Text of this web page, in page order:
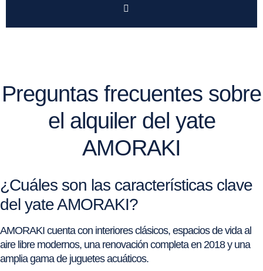
Preguntas frecuentes sobre
el alquiler del yate
AMORAKI
¿Cuáles son las características clave
del yate AMORAKI?
AMORAKI cuenta con interiores clásicos, espacios de vida al
aire libre modernos, una renovación completa en 2018 y una
amplia gama de juguetes acuáticos.